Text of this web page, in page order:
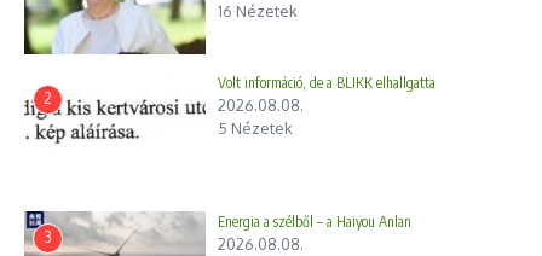
2025.03.10.
2023.12.29.
16 Nézetek
2
Volt információ, de a BLIKK elhallgatta
2026.08.08.
5 Nézetek
3
Energia a szélből – a Haiyou Anlan
2026.08.08.